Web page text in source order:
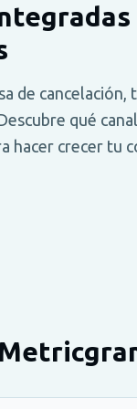
de
qué
hacer crecer tu